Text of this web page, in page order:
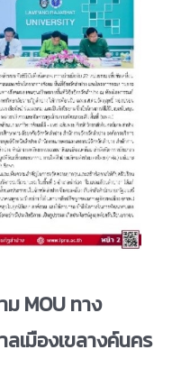
มMOU ทาง
เมืองเขลางค์นคร